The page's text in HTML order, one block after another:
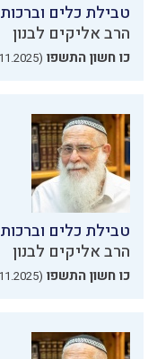
טבילת כלים וברכות
הרב אליקים לבנון
כו חשון התשפו (17.11.2025)
טבילת כלים וברכות
הרב אליקים לבנון
כו חשון התשפו (17.11.2025)